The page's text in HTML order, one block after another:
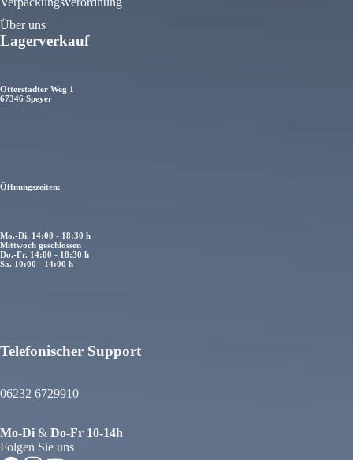
Über uns
Lagerverkauf
Otterstadter Weg 1
67346 Speyer
Öffnungszeiten:
Mo.-Di. 14:00 - 18:30 h
Mittwoch geschlossen
Do.-Fr. 14:00 - 18:30 h
Sa. 10:00 - 14:00 h
Telefonischer Support
06232 6729910
Mo-Di & Do-Fr 10-14h
Folgen Sie uns